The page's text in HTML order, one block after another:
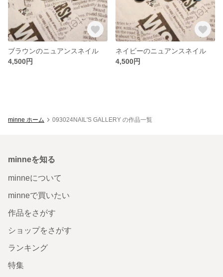
ブラウンのニュアンスネイル
4,500円
ネイビーのニュアンスネイル
4,500円
minne ホーム 093024NAIL'S GALLERY の作品一覧
minneを知る
minneについて
minneで買いたい
作品をさがす
ショップをさがす
ランキング
特集